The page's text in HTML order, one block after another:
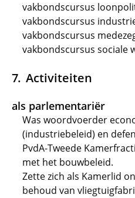
vakbondscursus
vakbondscursus
vakbondscursus
vakbondscursus sociale
Activiteiten
als parlementariër
Was woordvoerder
(industriebeleid) en
PvdA-Tweede
met het bouwbeleid.
Zette zich als Kamerlid
behoud van